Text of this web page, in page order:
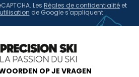
Les Règles de confidentialité et
de Google s'appliquent.
OP JE VRAGEN